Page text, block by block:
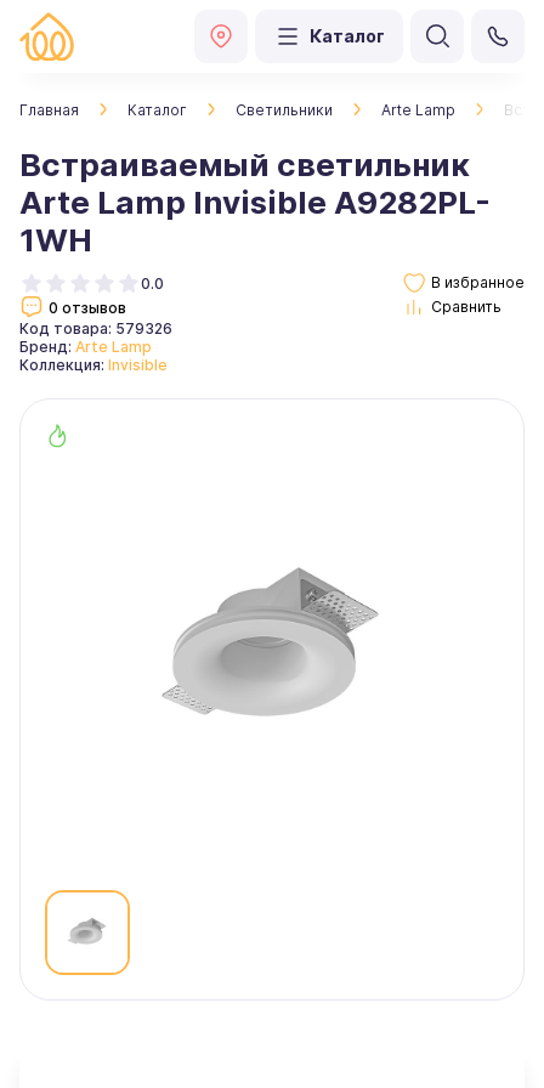
Каталог
Главная Каталог Светильники Arte Lamp
Встраиваемый светильник
Arte Lamp Invisible A9282PL-
1WH
0.0
0 отзывов
Код товара: 579326
Бренд: Arte Lamp
Коллекция: Invisible